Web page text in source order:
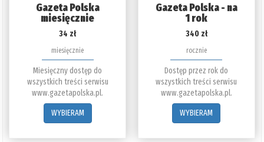
Gazeta Polska
miesięcznie
34 zł
miesięcznie
Miesięczny dostęp do
wszystkich treści serwisu
www.gazetapolska.pl.
WYBIERAM
Gazeta Polska - na
1 rok
340 zł
rocznie
Dostęp przez rok do
wszystkich treści serwisu
www.gazetapolska.pl.
WYBIERAM